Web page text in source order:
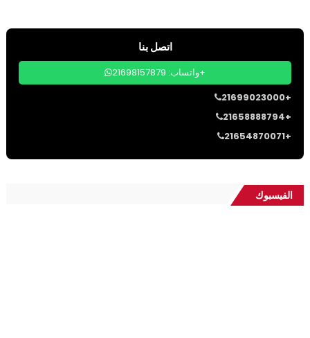
اتصل بنا
واتساب: 21698157879+
21699023000+
21658888794+
21654870071+
الفيسبوك